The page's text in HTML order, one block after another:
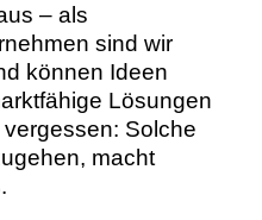
– als
sind wir
können Ideen
Lösungen
Solche
macht